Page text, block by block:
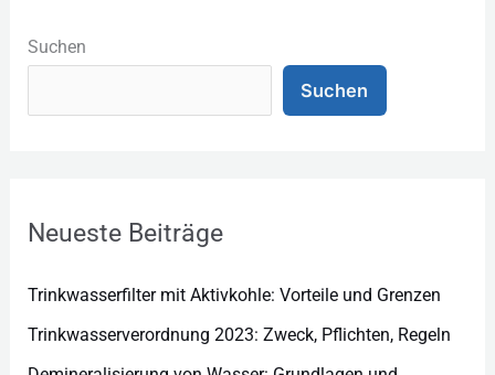
Suchen
Suchen
Neueste Beiträge
Trinkwasserfilter mit Aktivkohle: Vorteile und Grenzen
Trinkwasserverordnung 2023: Zweck, Pflichten, Regeln
a
e
r
e
n